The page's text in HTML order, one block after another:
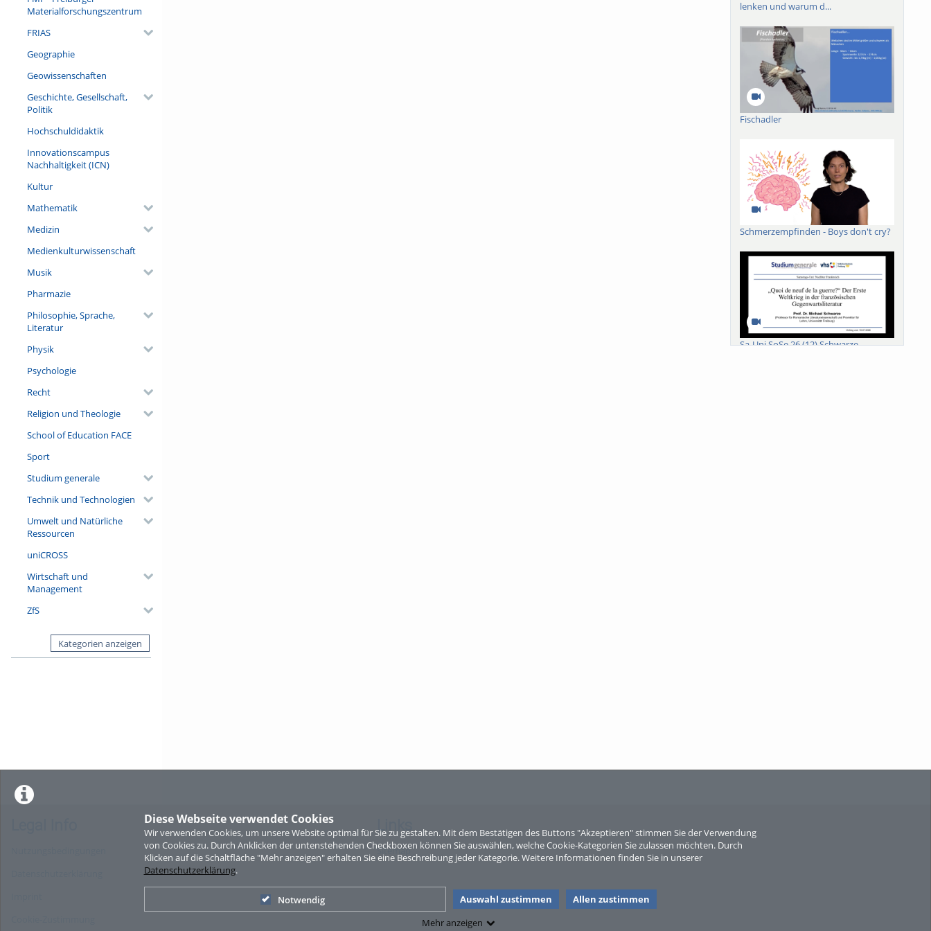
Diese Webseite verwendet Cookies
Wir verwenden Cookies, um unsere Website optimal für Sie zu gestalten. Mit dem Bestätigen des Buttons "Akzeptieren" stimmen Sie der Verwendung
von Cookies zu. Durch Anklicken der untenstehenden Checkboxen können Sie auswählen, welche Cookie-Kategorien Sie zulassen möchten. Durch
Klicken auf die Schaltfläche "Mehr anzeigen" erhalten Sie eine Beschreibung jeder Kategorie. Weitere Informationen finden Sie in unserer
Datenschutzerklärung.
Notwendig Auswahl zustimmen
Allen zustimmen
Mehr anzeigen
Materialforschungszentrum
FRIAS
Geographie
Geowissenschaften
Geschichte, Gesellschaft,
Politik
Hochschuldidaktik
Innovationscampus
Nachhaltigkeit (ICN)
Kultur
Mathematik
Medizin
Medienkulturwissenschaft
Musik
Pharmazie
Philosophie, Sprache,
Literatur
Physik
Psychologie
Recht
Religion und Theologie
School of Education FACE
Sport
Studium generale
Technik und Technologien
Umwelt und Natürliche
Ressourcen
uniCROSS
Wirtschaft und
Management
ZfS
Kategorien anzeigen
lenken und warum d...
Fischadler
Schmerzempfinden - Boys don't cry?
Sa-Uni SoSe 26 (12) Schwarze
Sperber
Links
Sitemap